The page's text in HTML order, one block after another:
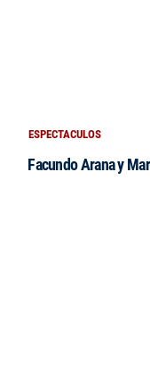
ESPECTACULOS
Facundo Arana y